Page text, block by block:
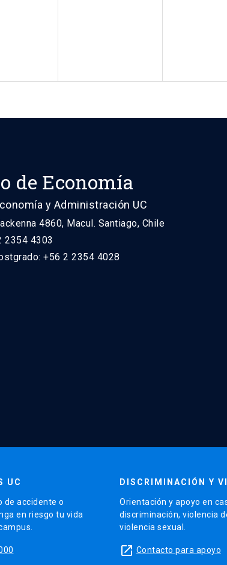
de Economía
y Administración UC
4860, Macul. Santiago, Chile
2354 4303
+56 2 2354 4028
UC
de accidente o
en riesgo tu vida
DISCRIMINACIÓN Y
Orientación y apoyo en
discriminación, violencia
violencia sexual.
launch Contacto para apoyo